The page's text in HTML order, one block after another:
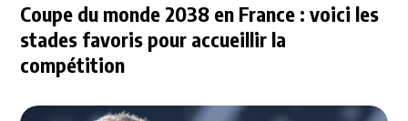
Coupe du monde 2038 en France : voici les
stades favoris pour accueillir la
compétition